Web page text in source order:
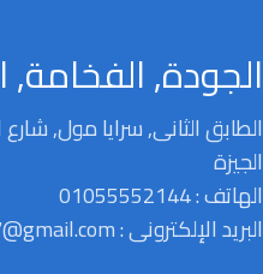
الجودة, الفخامة,
الطابق الثانى, سرايا مول,
الجيزة
الهاتف : 01055552144
البريد الإلكترونى : dooctorahmed567@gmail.com